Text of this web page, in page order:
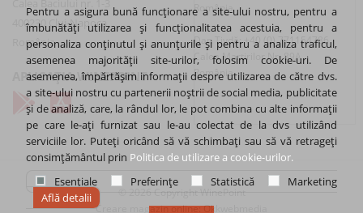
400230 Cluj-Napoca
România
APLICAȚIA WINEPOINT
România
Dan Tivdă: +40 (0) 771154786
Calea Martirilor Nr. 89A
România
© 2026 Copyright WinePoint
Creare magazin online:Okkwebmedia
Pentru a asigura bună funcționare a site-ului nostru, pentru a
îmbunătăți utilizarea și funcționalitatea acestuia, pentru a
personaliza conținutul și anunțurile și pentru a analiza traficul,
asemenea majorității site-urilor, folosim cookie-uri. De
asemenea, împărtășim informații despre utilizarea de către dvs.
a site-ului nostru cu partenerii noștrii de social media, publicitate
și de analiză, care, la rândul lor, le pot combina cu alte informații
pe care le-ați furnizat sau le-au colectat de la dvs utilizând
serviciile lor. Puteți oricând să vă schimbați sau să vă retrageți
consimțământul prin Politica de utilizare a cookie-urilor.
Esențiale
Preferințe Statistică
Marketing
Află detalii